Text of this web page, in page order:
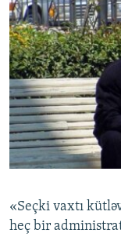
ARAŞDIRMA
MULTIMEDIA
VIDEO
FOTOQALEREYA
İNFOQRAFIKA
KARIKATURA
RADIO ARXIV
OXU ZALI
AZƏRBAYCAN
İSLAM VƏ
HAQQIMIZDA
MISSIYAMIZ
PEŞƏ ETIKASI VƏ
AZADLIQRADIOSU
BIZI IZLƏ
RFE/RL-in bütün
«Seçki vaxtı
heç bir